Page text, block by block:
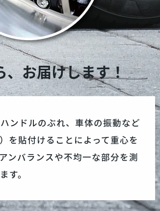
、お届けします！
ンドルのぶれ、車体の振動など
を貼付けることによって重心を
ンバランスや不均一な部分を測
す。